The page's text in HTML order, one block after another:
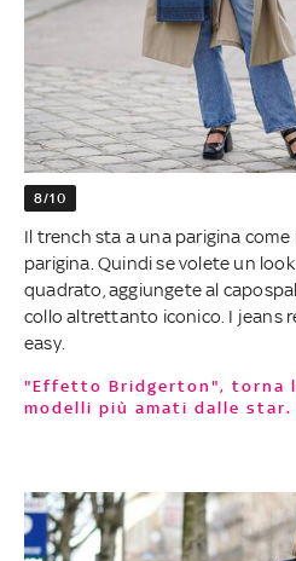
8/10
Il trench sta a una parigina
parigina. Quindi se volete un
quadrato, aggiungete al
collo altrettanto iconico. I jeans
easy.
"Effetto Bridgerton", torna la moda del corsetto. I
modelli più amati dalle star.